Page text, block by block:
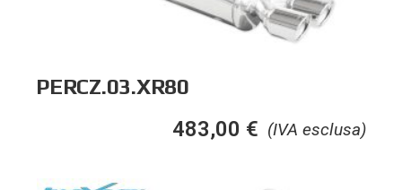
PERCZ.03.XR80
(IVA esclusa)
483,00 €